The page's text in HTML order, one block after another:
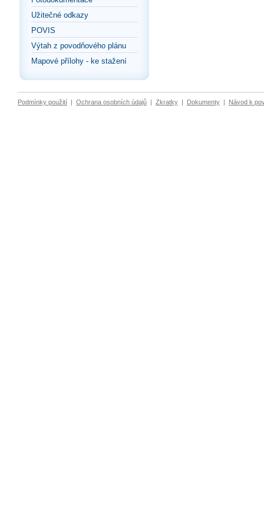
Užitečné odkazy
POVIS
Výtah z povodňového plánu
Mapové přílohy - ke stažení
Podmínky použití | Ochrana osobních údajů | Zkratky | Dokumenty | Návod k